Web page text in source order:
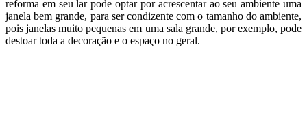
reforma em seu lar pode optar por acrescentar ao seu ambiente uma
janela bem grande, para ser condizente com o tamanho do ambiente,
pois janelas muito pequenas em uma sala grande, por exemplo, pode
destoar toda a decoração e o espaço no geral.